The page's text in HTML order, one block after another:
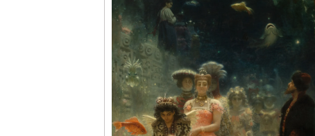
Лекторий
Лекции
Абонементы
Открытая реставрация шедевров Григория